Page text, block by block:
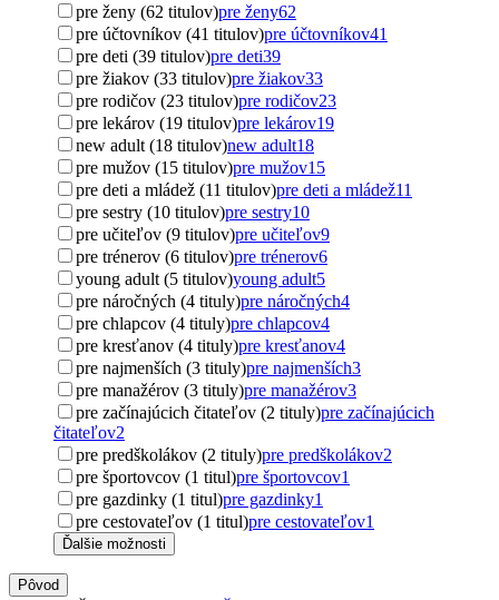
pre ženy (62 titulov)pre ženy62
pre účtovníkov (41 titulov)pre účtovníkov41
pre deti (39 titulov)pre deti39
pre žiakov (33 titulov)pre žiakov33
pre rodičov (23 titulov)pre rodičov23
pre lekárov (19 titulov)pre lekárov19
new adult (18 titulov)new adult18
pre mužov (15 titulov)pre mužov15
pre deti a mládež (11 titulov)pre deti a mládež11
pre sestry (10 titulov)pre sestry10
pre učiteľov (9 titulov)pre učiteľov9
pre trénerov (6 titulov)pre trénerov6
young adult (5 titulov)young adult5
pre náročných (4 tituly)pre náročných4
pre chlapcov (4 tituly)pre chlapcov4
pre kresťanov (4 tituly)pre kresťanov4
pre najmenších (3 tituly)pre najmenších3
pre manažérov (3 tituly)pre manažérov3
pre začínajúcich čitateľov (2 tituly)pre začínajúcich
čitateľov2
pre predškolákov (2 tituly)pre predškolákov2
pre športovcov (1 titul)pre športovcov1
pre gazdinky (1 titul)pre gazdinky1
pre cestovateľov (1 titul)pre cestovateľov1
Ďalšie možnosti
Pôvod